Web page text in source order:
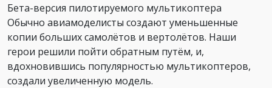
Бета-версия пилотируемого мультикоптера
Обычно авиамоделисты создают уменьшенные
копии больших самолётов и вертолётов. Наши
герои решили пойти обратным путём, и,
вдохновившись популярностью мультикоптеров,
создали увеличенную модель.